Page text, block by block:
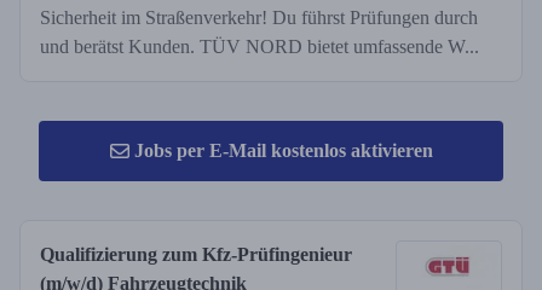
Sicherheit im Straßenverkehr! Du führst Prüfungen durch
und berätst Kunden. TÜV NORD bietet umfassende W...
Jobs per E-Mail kostenlos aktivieren
Qualifizierung zum Kfz-Prüfingenieur
(m/w/d) Fahrzeugtechnik